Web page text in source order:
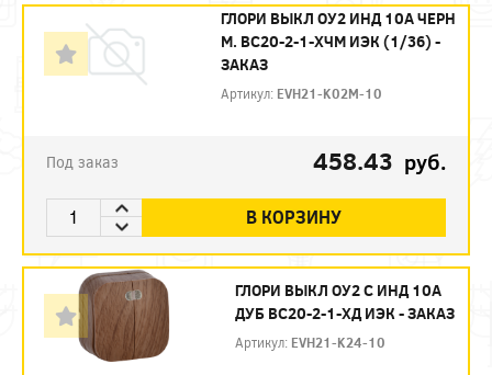
ГЛОРИ ВЫКЛ ОУ2 ИНД 10А ЧЕРН
М. ВС20-2-1-ХЧМ ИЭК (1/36) -
ЗАКАЗ
Артикул: EVH21-K02M-10
Под заказ 458.43 руб.
В КОРЗИНУ
ГЛОРИ ВЫКЛ ОУ2 С ИНД 10А
ДУБ ВС20-2-1-ХД ИЭК - ЗАКАЗ
Артикул: EVH21-K24-10